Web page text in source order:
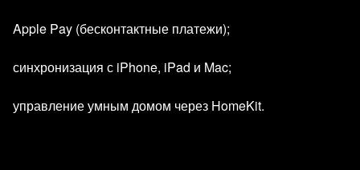
Apple Pay (бесконтактные платежи);
синхронизация с iPhone, iPad и Mac;
управление умным домом через HomeKit.